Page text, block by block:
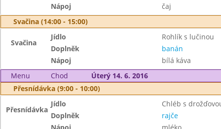
Nápoj
čaj
Svačina (14:00 - 15:00)
Svačina
Jídlo
Rohlík s lučinou
Doplněk
banán
Nápoj
bílá káva
Menu
Chod
Úterý 14. 6. 2016
Přesnídávka (9:00 - 10:00)
Přesnídávka
Jídlo
Chléb s
Doplněk
rajče